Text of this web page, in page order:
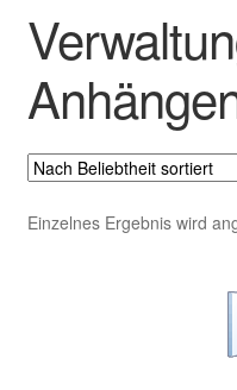
Im Angebot
Impressum
Kasse
Kasse
Einzelnes Ergebnis wird